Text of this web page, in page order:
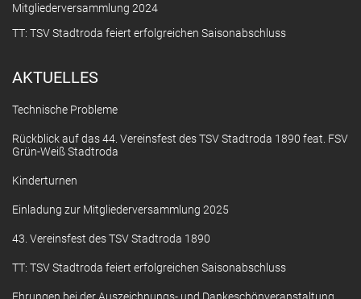
Mitgliederversammlung 2024
TT: TSV Stadtroda feiert erfolgreichen Saisonabschluss
AKTUELLES
Technische Probleme
Rückblick auf das 44. Vereinsfest des TSV Stadtroda 1890 feat. FSV
Grün-Weiß Stadtroda
Kinderturnen
Einladung zur Mitgliederversammlung 2025
43. Vereinsfest des TSV Stadtroda 1890
TT: TSV Stadtroda feiert erfolgreichen Saisonabschluss
Ehrungen bei der Auszeichnungs- und Dankeschönveranstaltung